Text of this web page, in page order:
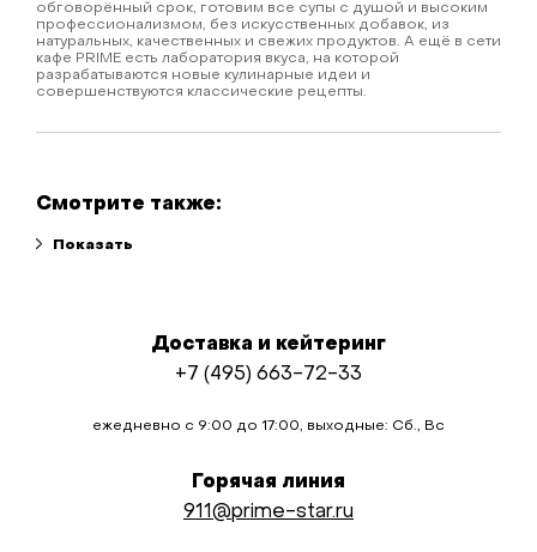
обговорённый срок, готовим все супы с душой и высоким
профессионализмом, без искусственных добавок, из
натуральных, качественных и свежих продуктов. А ещё в сети
кафе PRIME есть лаборатория вкуса, на которой
разрабатываются новые кулинарные идеи и
совершенствуются классические рецепты.
Смотрите также:
Доставка и кейтеринг
+7 (495) 663-72-33
ежедневно с 9:00 до 17:00, выходные: Сб., Вс
Горячая линия
911@prime-star.ru